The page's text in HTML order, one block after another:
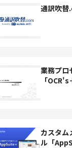
通訳吹
業務プロ
「OCR's
カスタム
ル「